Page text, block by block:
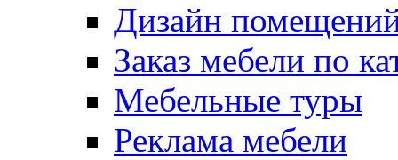
Дизайн
Заказ мебели по
Мебельные туры
Реклама мебели